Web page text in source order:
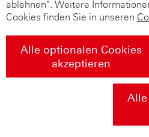
ablehnen". Weitere
Cookies finden Sie in unseren
Alle optionalen Cookies
akzeptieren